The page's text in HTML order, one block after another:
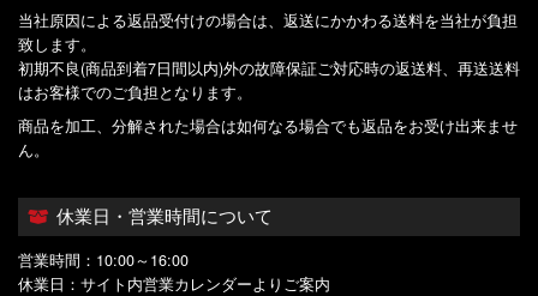
当社原因による返品受付けの場合は、返送にかかわる送料を当社が負担
致します。
初期不良(商品到着7日間以内)外の故障保証ご対応時の返送料、再送送料
はお客様でのご負担となります。
商品を加工、分解された場合は如何なる場合でも返品をお受け出来ませ
ん。
休業日・営業時間について
営業時間：10:00～16:00
休業日：サイト内営業カレンダーよりご案内